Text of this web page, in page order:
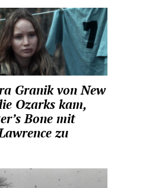
Granik von New
Ozarks kam,
Bone mit
zu